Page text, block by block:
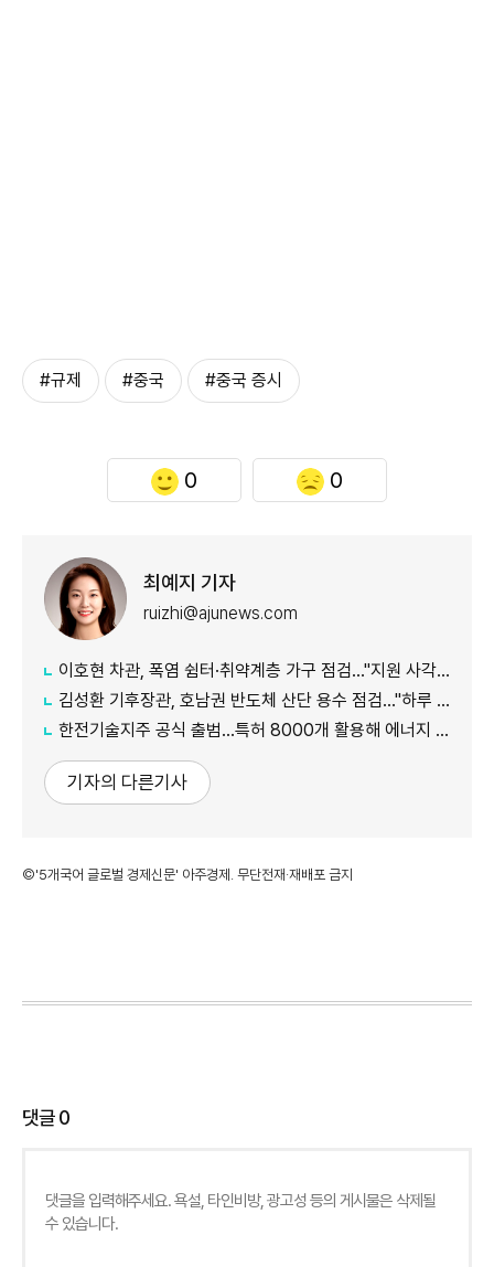
#규제 #중국 #중국 증시
0 0
최예지 기자
ruizhi@ajunews.com
이호현 차관, 폭염 쉼터·취약계층 가구 점검…"지원 사각지대 최소화"
김성환 기후장관, 호남권 반도체 산단 용수 점검…"하루 30만t 재이용수 공급"
한전기술지주 공식 출범…특허 8000개 활용해 에너지 유니콘 키운다
기자의 다른기사
©'5개국어 글로벌 경제신문' 아주경제. 무단전재·재배포 금지
댓글0